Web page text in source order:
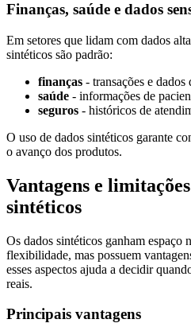
Finanças, saúde e dados
Em setores que lidam com dados
sintéticos são padrão:
finanças - transações e dados
saúde - informações de
seguros - históricos de
O uso de dados sintéticos garante
o avanço dos produtos.
Vantagens e
sintéticos
Os dados sintéticos ganham espaço
flexibilidade, mas possuem
esses aspectos ajuda a decidir
reais.
Principais vantagens